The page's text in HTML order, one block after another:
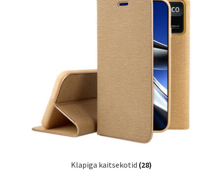
Klapiga kaitsekotid (28)